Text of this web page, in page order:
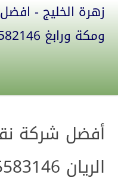
زهرة الخليج -
ومكة ورابغ 0555582146
أفضل شركة